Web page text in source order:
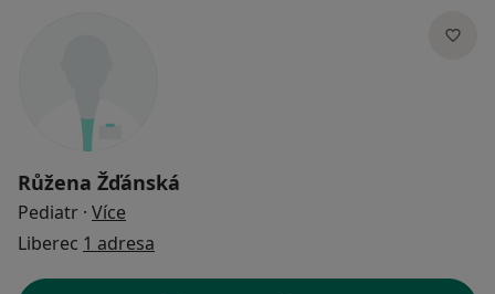
Růžena Žďánská
Pediatr · Více
Liberec 1 adresa